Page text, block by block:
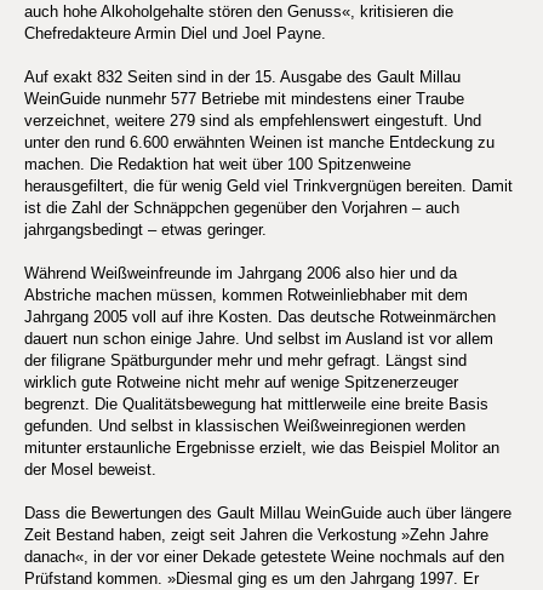
auch hohe Alkoholgehalte stören den Genuss«, kritisieren die
Chefredakteure Armin Diel und Joel Payne.
Auf exakt 832 Seiten sind in der 15. Ausgabe des Gault Millau
WeinGuide nunmehr 577 Betriebe mit mindestens einer Traube
verzeichnet, weitere 279 sind als empfehlenswert eingestuft. Und
unter den rund 6.600 erwähnten Weinen ist manche Entdeckung zu
machen. Die Redaktion hat weit über 100 Spitzenweine
herausgefiltert, die für wenig Geld viel Trinkvergnügen bereiten. Damit
ist die Zahl der Schnäppchen gegenüber den Vorjahren – auch
jahrgangsbedingt – etwas geringer.
Während Weißweinfreunde im Jahrgang 2006 also hier und da
Abstriche machen müssen, kommen Rotweinliebhaber mit dem
Jahrgang 2005 voll auf ihre Kosten. Das deutsche Rotweinmärchen
dauert nun schon einige Jahre. Und selbst im Ausland ist vor allem
der filigrane Spätburgunder mehr und mehr gefragt. Längst sind
wirklich gute Rotweine nicht mehr auf wenige Spitzenerzeuger
begrenzt. Die Qualitätsbewegung hat mittlerweile eine breite Basis
gefunden. Und selbst in klassischen Weißweinregionen werden
mitunter erstaunliche Ergebnisse erzielt, wie das Beispiel Molitor an
der Mosel beweist.
Dass die Bewertungen des Gault Millau WeinGuide auch über längere
Zeit Bestand haben, zeigt seit Jahren die Verkostung »Zehn Jahre
danach«, in der vor einer Dekade getestete Weine nochmals auf den
Prüfstand kommen. »Diesmal ging es um den Jahrgang 1997. Er